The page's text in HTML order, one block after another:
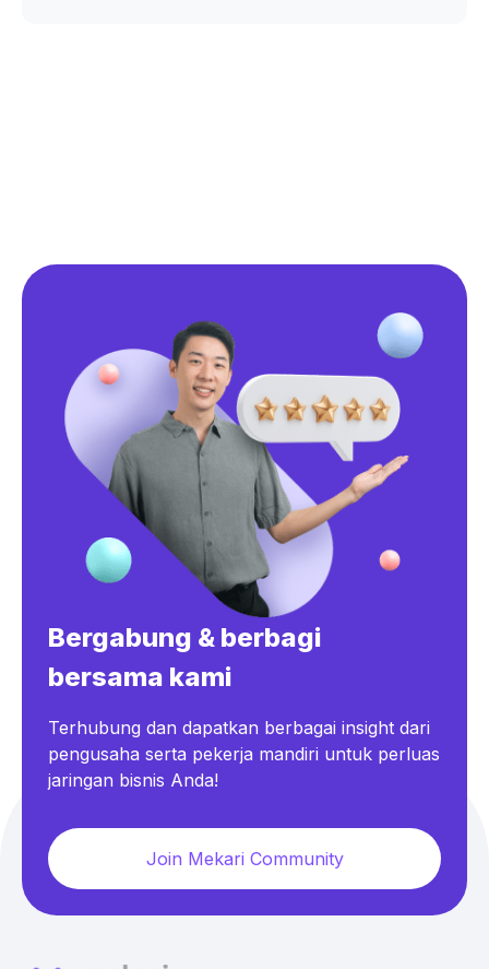
Bergabung & berbagi
bersama kami
Terhubung dan dapatkan berbagai insight dari
pengusaha serta pekerja mandiri untuk perluas
jaringan bisnis Anda!
Join Mekari Community